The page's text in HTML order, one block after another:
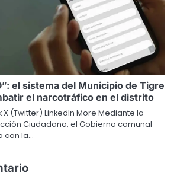
el sistema del Municipio de Tigre
el narcotráfico en el distrito
(Twitter) LinkedIn More Mediante la
Ciudadana, el Gobierno comunal
con la…